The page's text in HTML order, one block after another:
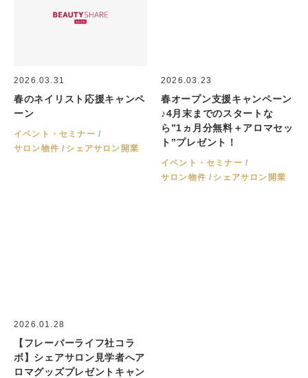
2026.03.31
春のネイリスト応援キャンペ
ーン
イベント・セミナー
サロン物件
シェアサロン開業
2026.03.23
春オープン支援キャンペーン
♪4月末までのスタートな
ら”1ヵ月分無料＋アロマセッ
ト”プレゼント！
イベント・セミナー
サロン物件
シェアサロン開業
2026.01.28
【フレーバーライフ社コラ
ボ】シェアサロン見学者へア
ロマグッズプレゼントキャン